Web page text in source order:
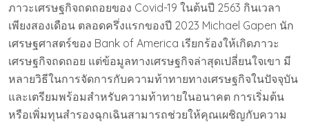
ภาวะเศรษฐกิจถดถอยของ Covid-19 ในต้นปี 2563 กินเวลา
เพียงสองเดือน ตลอดครึ่งแรกของปี 2023 Michael Gapen นัก
เศรษฐศาสตร์ของ Bank of America เรียกร้องให้เกิดภาวะ
เศรษฐกิจถดถอย แต่ข้อมูลทางเศรษฐกิจล่าสุดเปลี่ยนใจเขา มี
หลายวิธีในการจัดการกับความท้าทายทางเศรษฐกิจในปัจจุบัน
และเตรียมพร้อมสำหรับความท้าทายในอนาคต การเริ่มต้น
หรือเพิ่มทุนสำรองฉุกเฉินสามารถช่วยให้คุณเผชิญกับความ